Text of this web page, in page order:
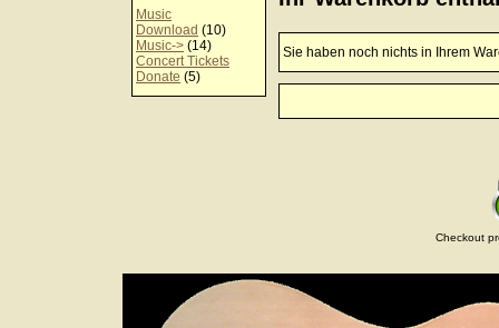
Music
Download (10)
Music-> (14)
Concert Tickets
Donate (5)
Sie haben noch nichts in Ihrem
Checkout